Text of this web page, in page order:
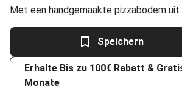
Met een handgemaakte pizzabodem
Speichern
Erhalte Bis zu 100€ Rabatt &
Monate